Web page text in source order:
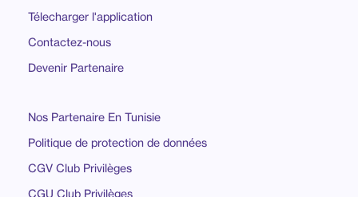
Télecharger l'application
Contactez-nous
Devenir Partenaire
Nos Partenaire En Tunisie
Politique de protection de données
CGV Club Privilèges
CGU Club Privilèges